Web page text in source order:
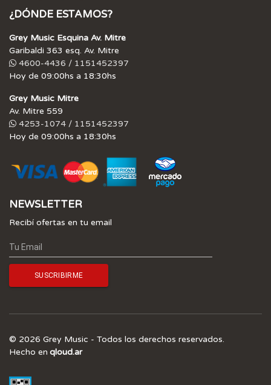
¿DÓNDE ESTAMOS?
Grey Music Esquina Av. Mitre
Garibaldi 363 esq. Av. Mitre
4600-4436 / 1151452397
Hoy de 09:00hs a 18:30hs
Grey Music Mitre
Av. Mitre 559
4253-1074 / 1151452397
Hoy de 09:00hs a 18:30hs
NEWSLETTER
Recibí ofertas en tu email
© 2026 Grey Music - Todos los derechos reservados.
Hecho en qloud.ar